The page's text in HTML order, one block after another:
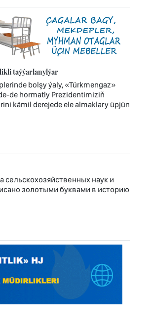
taýýarlanylýar
bolşy ýaly, «Türkmengaz»
de hormatly Prezidentimiziň
kämil derejede ele almaklary üpjün
наук и
золотыми буквами в историю